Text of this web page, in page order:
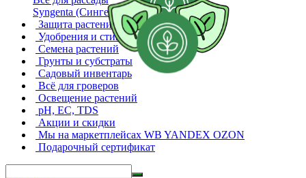
Syngenta (Сингента)
Защита растений
Удобрения и стимуляторы
Семена растений
Грунты и субстраты
Садовый инвентарь
Всё для гроверов
Освещение растений
pH, EC, TDS
Акции и скидки
Мы на маркетплейсах WB YANDEX OZON
Подарочный сертификат